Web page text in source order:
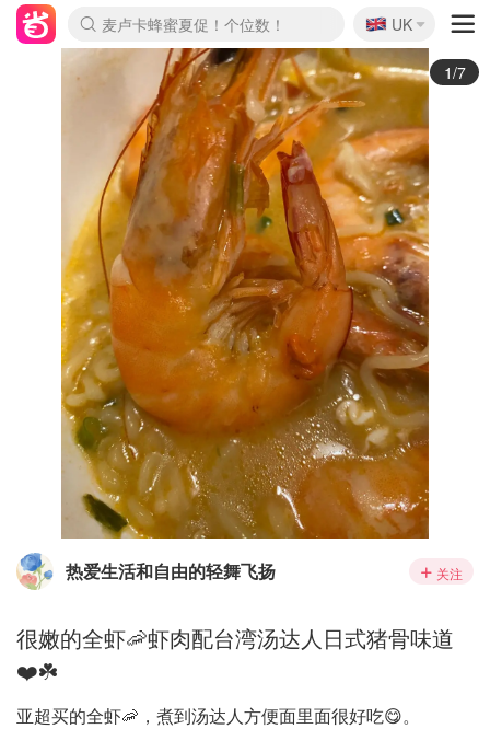
麦卢卡蜂蜜夏促！个位数！
Prada/Miu 4.8折！
啥？必胜客披萨5折！
🇬🇧
UK
2/7
热爱生活和自由的轻舞飞扬 关注
很嫩的全虾🦐虾肉配台湾汤达人日式猪骨味道
❤️☘️
亚超买的全虾🦐，煮到汤达人方便面里面很好吃😋。